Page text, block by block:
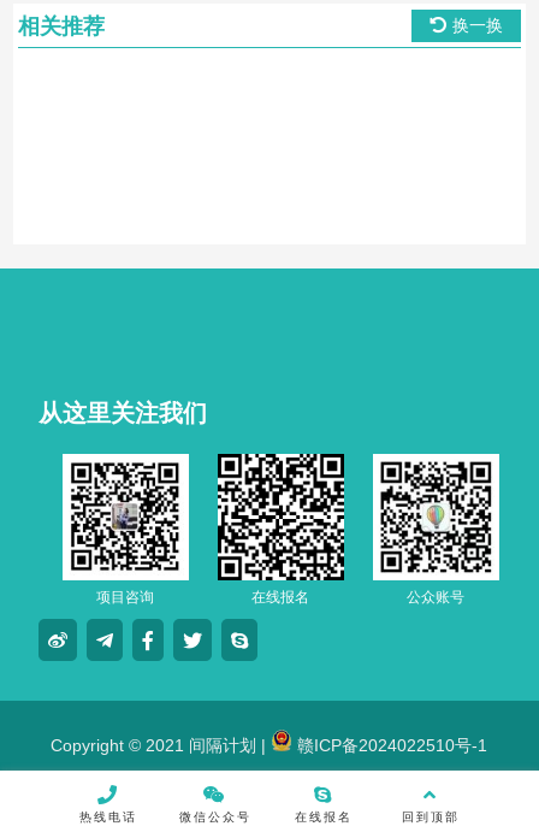
相关推荐 换一换
从这里关注我们
项目咨询 在线报名 公众账号
Copyright © 2021 间隔计划 | 赣ICP备2024022510号-1
热线电话 微信公众号 在线报名 回到顶部